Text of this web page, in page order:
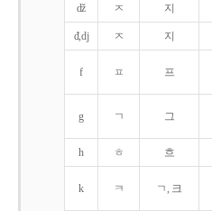
dž ㅈ 지
đ,dj ㅈ 지
f ㅍ 프
g ㄱ 그
h ㅎ 흐
k ㅋ ㄱ, 크